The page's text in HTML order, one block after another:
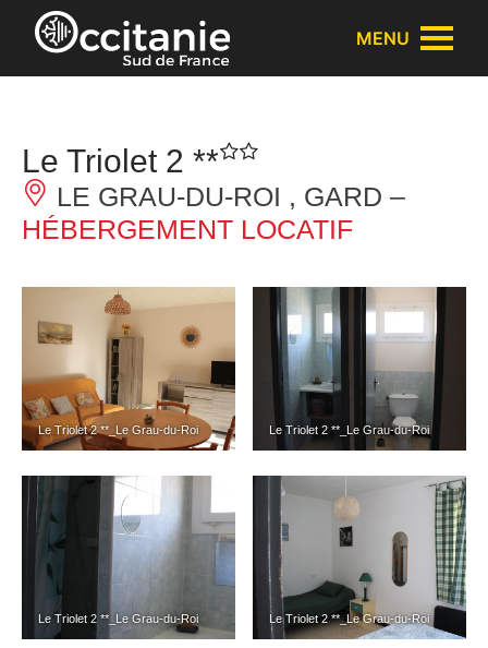
Panneau de gestion des cookies
MENU
Le Triolet 2 **
LE GRAU-DU-ROI , GARD –
HÉBERGEMENT LOCATIF
Le Triolet 2 **_Le Grau-du-Roi Le Triolet 2 **_Le Grau-du-Roi
Le Triolet 2 **_Le Grau-du-Roi Le Triolet 2 **_Le Grau-du-Roi